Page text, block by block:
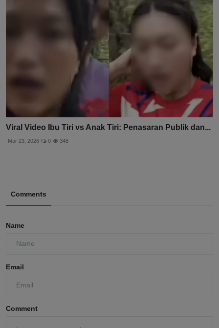
Viral Video Ibu Tiri vs Anak Tiri: Penasaran Publik dan...
Mar 23, 2026 0 348
Comments
Name
Email
Comment